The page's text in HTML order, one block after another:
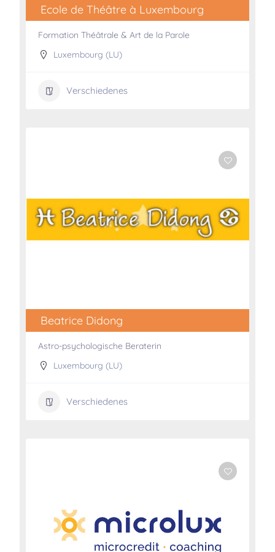
Ecole de Théâtre à Luxembourg
Formation Théâtrale & Art de la Parole
Luxembourg (LU)
Verschiedenes
Beatrice Didong
Astro-psychologische Beraterin
Luxembourg (LU)
Verschiedenes